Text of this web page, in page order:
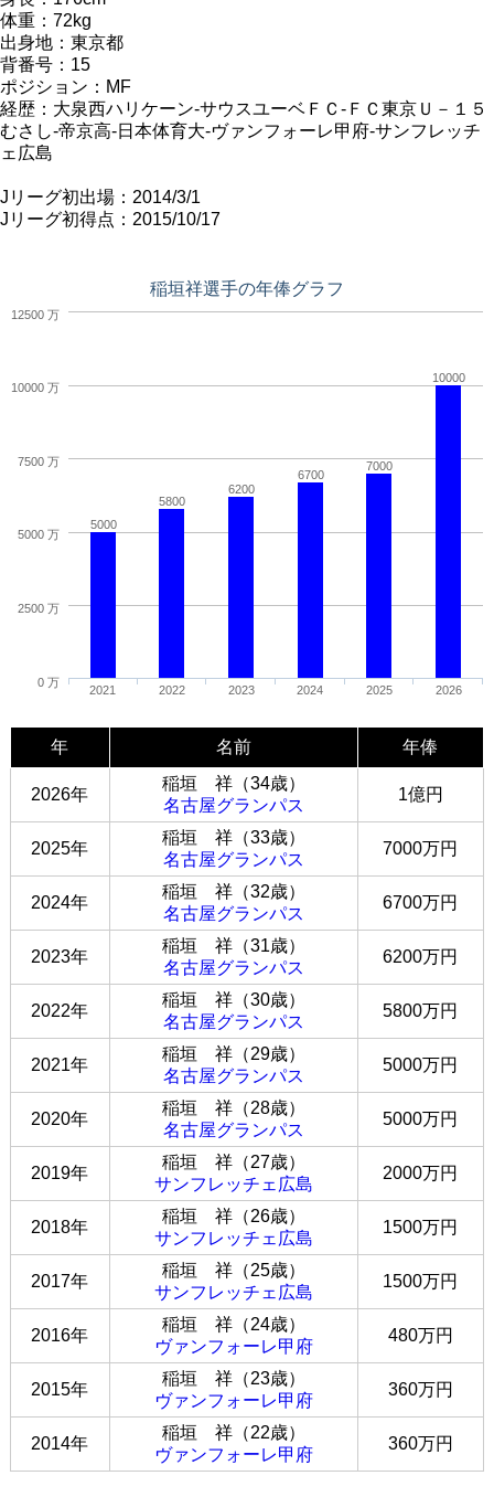
体重：72kg
出身地：東京都
背番号：15
ポジション：MF
経歴：大泉西ハリケーン-サウスユーベＦＣ-ＦＣ東京Ｕ－１５
むさし-帝京高-日本体育大-ヴァンフォーレ甲府-サンフレッチ
ェ広島
Jリーグ初出場：2014/3/1
Jリーグ初得点：2015/10/17
稲垣祥選手の年俸グラフ
5000
5800
6200
6700
7000
10000
2021 2022 2023 2024 2025 2026
0 万
10000 万
2500 万
5000 万
7500 万
12500 万
年 名前 年俸
2026年
稲垣 祥（34歳）
名古屋グランパス
1億円
2025年
稲垣 祥（33歳）
名古屋グランパス
7000万円
2024年
稲垣 祥（32歳）
名古屋グランパス
6700万円
2023年
稲垣 祥（31歳）
名古屋グランパス
6200万円
2022年
稲垣 祥（30歳）
名古屋グランパス
5800万円
2021年
稲垣 祥（29歳）
名古屋グランパス
5000万円
2020年
稲垣 祥（28歳）
名古屋グランパス
5000万円
2019年
稲垣 祥（27歳）
サンフレッチェ広島
2000万円
2018年
稲垣 祥（26歳）
サンフレッチェ広島
1500万円
2017年
稲垣 祥（25歳）
サンフレッチェ広島
1500万円
2016年
稲垣 祥（24歳）
ヴァンフォーレ甲府
480万円
2015年
稲垣 祥（23歳）
ヴァンフォーレ甲府
360万円
2014年
稲垣 祥（22歳）
ヴァンフォーレ甲府
360万円